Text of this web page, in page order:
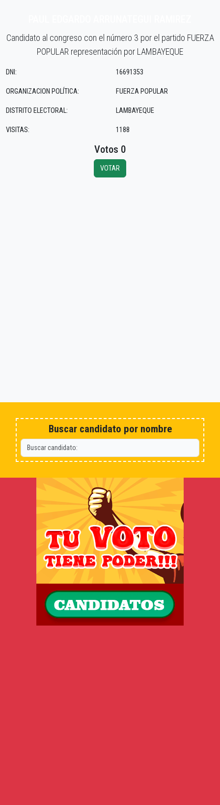
Candidato al congreso con el número 3 por el partido FUERZA
POPULAR representación por LAMBAYEQUE
DNI:
ORGANIZACION POLÍTICA:
DISTRITO ELECTORAL:
VISITAS:
16691353
FUERZA POPULAR
LAMBAYEQUE
1188
Votos 0
VOTAR
Buscar candidato por nombre